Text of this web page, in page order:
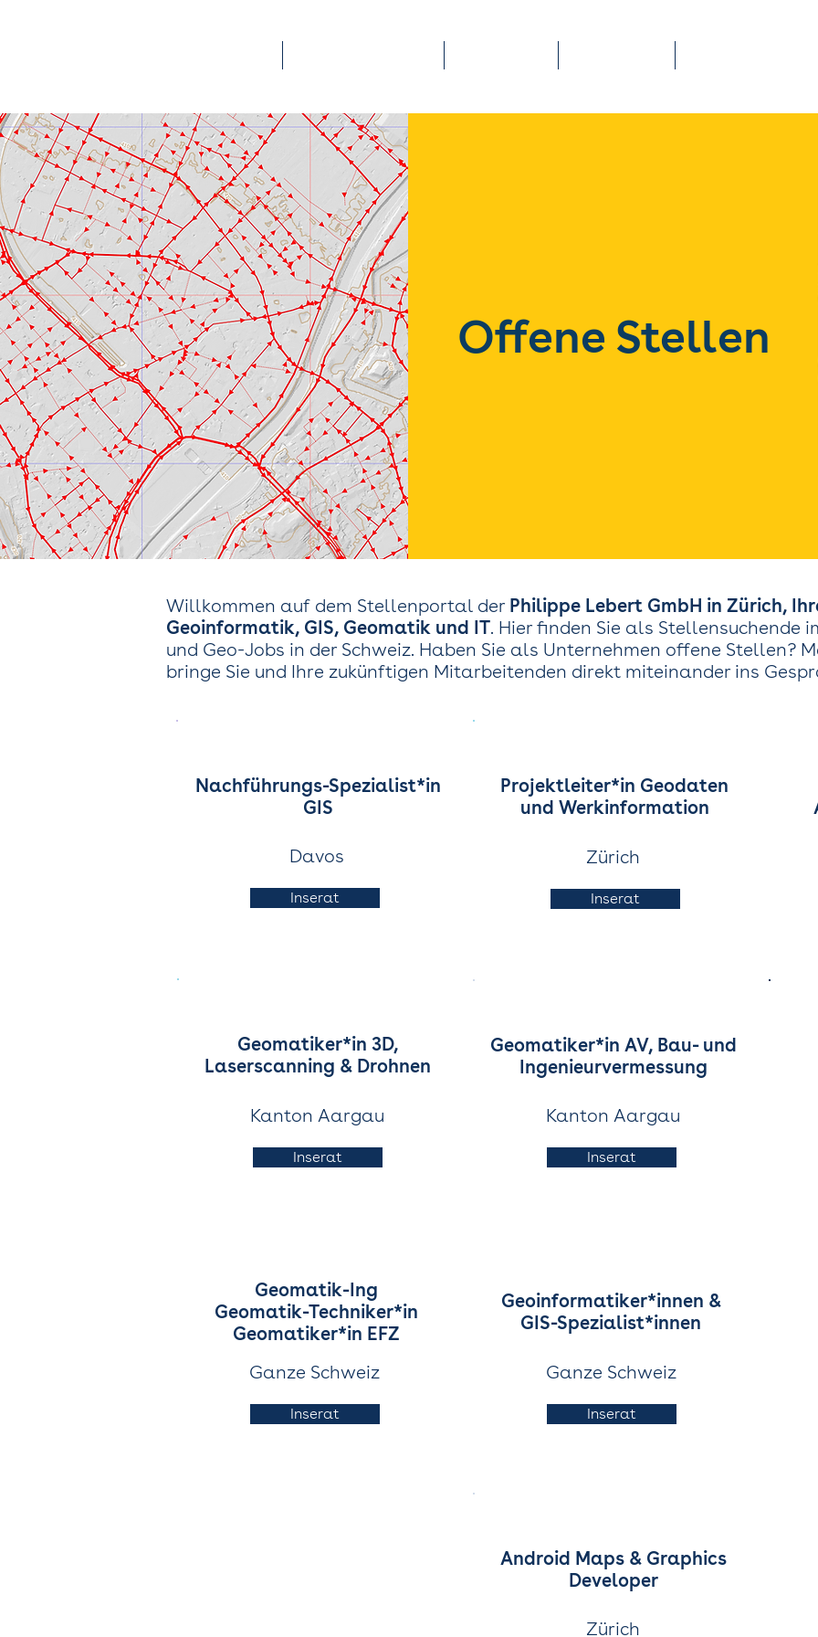
Offene Stellen
Willkommen auf dem Stellenportal der Philippe Lebert GmbH in Zürich,
Geoinformatik, GIS, Geomatik und IT. Hier finden Sie als Stellensuchende
und Geo-Jobs in der Schweiz. Haben Sie als Unternehmen offene Stellen?
bringe Sie und Ihre zukünftigen Mitarbeitenden direkt miteinander ins
Nachführungs-Spezialist*in
GIS
Davos
Inserat
Projektleiter*in Geodaten
und Werkinformation
Zürich
Inserat
Geomatiker*in 3D,
Laserscanning & Drohnen
Kanton Aargau
Inserat
Geomatiker*in AV, Bau- und
Ingenieurvermessung
Kanton Aargau
Inserat
Geomatik-Ing
Geomatik-Techniker*in
Geomatiker*in EFZ
Ganze Schweiz
Inserat
Geoinformatiker*innen &
GIS-Spezialist*innen
Ganze Schweiz
Inserat
Android Maps & Graphics
Developer
Zürich